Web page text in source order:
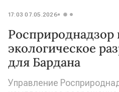
17:03 07.05.2026
Росприроднадзор
экологическое
для Бардана
Управление